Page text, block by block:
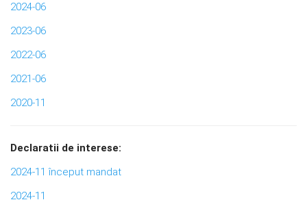
2024-06
2023-06
2022-06
2021-06
2020-11
Declaratii de interese:
2024-11 început mandat
2024-11